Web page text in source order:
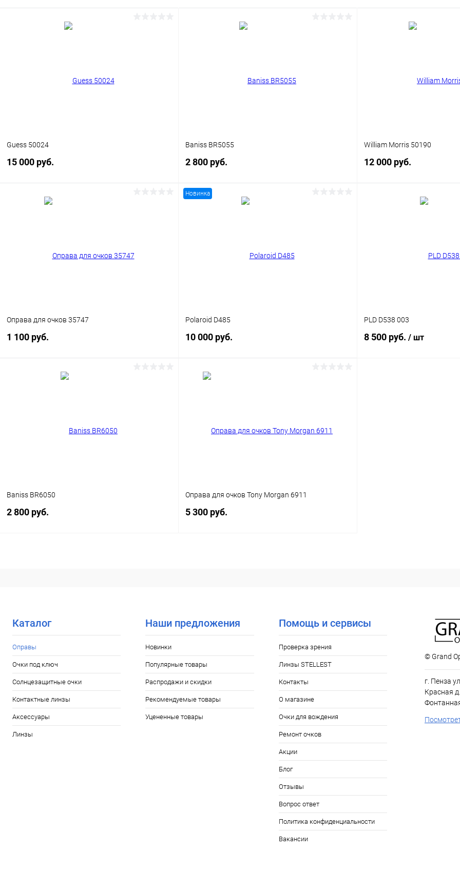
Guess 50024
15 000 руб.
Baniss BR5055
2 800 руб.
William Morris 50190
12 000 руб.
Оправа для очков 35747
1 100 руб.
Новинка
Polaroid D485
10 000 руб.
PLD D538 003
8 500 руб. / шт
Baniss BR6050
2 800 руб.
Оправа для очков Tony Morgan 6911
5 300 руб.
Каталог
Оправы
Очки под ключ
Солнцезащитные очки
Контактные линзы
Аксессуары
Линзы
Наши предложения
Новинки
Популярные товары
Распродажи и скидки
Рекомендуемые товары
Уцененные товары
Помощь и сервисы
Проверка зрения
Линзы STELLEST
Контакты
О магазине
Очки для вождения
Ремонт очков
Акции
Блог
Отзывы
Вопрос ответ
Политика конфиденциальности
Вакансии
© Grand
г. Пенза
Красная